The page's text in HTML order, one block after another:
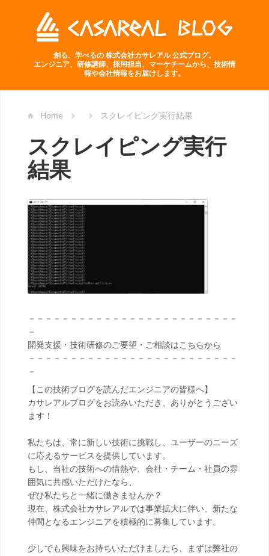
創る、学べるの 株式会社カサレアル 公式ブログ。
エンジニア、研修講師、採用担当、マーケチームから、技術情
報や会社情報をお届けします。
Home スクレイピング実行結果
スクレイピング実行
結果
－－－－－－－－－－－－－－－－－－－－－－－－－
－
開発支援・技術研修のご要望・ご相談はこちらから
－－－－－－－－－－－－－－－－－－－－－－－－－
－
【この技術ブログを読んだエンジニアの皆様へ】
カサレアルブログをお読みいただき、ありがとうござい
ます！
私たちは、常に新しい技術に挑戦し、ユーザーのニーズ
に応えるサービスを提供しています。
もし、当社の技術への情熱や、会社・チーム・社員の雰
囲気に共感いただけたなら、
ぜひ私たちと一緒に働きませんか？
現在、株式会社カサレアルでは事業拡大に伴い、新たな
仲間となるエンジニアを積極的に募集しています。
少しでも興味をお持ちいただけましたら、まずは弊社の